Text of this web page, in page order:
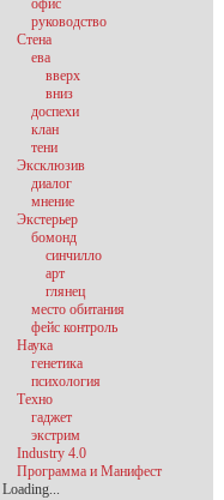
офис
руководство
Стена
ева
вверх
вниз
доспехи
клан
тени
Эксклюзив
диалог
мнение
Экстерьер
бомонд
синчилло
арт
глянец
место обитания
фейс контроль
Наука
генетика
психология
Техно
гаджет
экстрим
Industry 4.0
Программа и Манифест
Loading...